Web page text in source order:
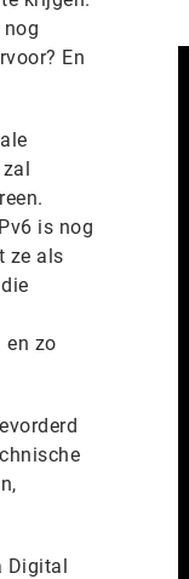
En
is nog
ze als
en zo
Digital